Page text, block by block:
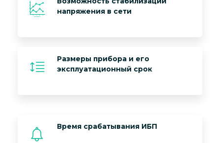
напряжения в сети
Размеры прибора и его
эксплуатационный срок
Время срабатывания ИБП